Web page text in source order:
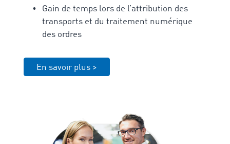
Gain de temps lors de l’attribution des
transports et du traitement numérique
des ordres
En savoir plus >